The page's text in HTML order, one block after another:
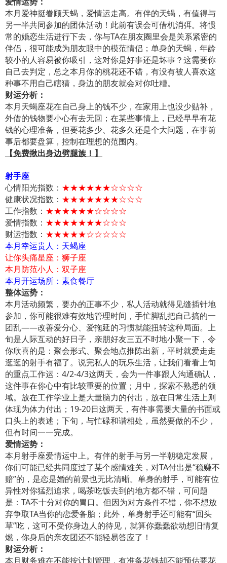
本月爱神挺眷顾天蝎，爱情运走高。有伴的天蝎，有值得与
另一半共同参加的团体活动！此前有误会可借机消弭。将惯
常的婚恋生活进行下去，你与TA在朋友圈里会是关系紧密的
伴侣，很可能成为朋友眼中的模范情侣；单身的天蝎，年龄
较小的人容易被你吸引，这对你是好事还是坏事？这需要你
自己去判定，总之本月你的桃花还不错，有没有被人喜欢这
种事不用自己瞎猜，身边的朋友就会对你吐糟。
财运分析：
本月天蝎座花在自己身上的钱不少，在家用上也没少贴补，
外借的钱物要小心有去无回；在某些事情上，已经早早有花
钱的心理准备，但要花多少、花多久还是个大问题，在事前
事后都要盘算，控制在理想的范围内。
【免费揪出身边劈腿族！】
射手座
心情阳光指数： ★★★★★★☆☆☆☆
健康状况指数： ★★★★★★★☆☆☆
工作指数： ★★★★★★☆☆☆☆
爱情指数： ★★★★★★★☆☆☆
财运指数： ★★★★★☆☆☆☆☆
本月幸运贵人：天蝎座
让你头痛星座：狮子座
本月防范小人：双子座
本月开运场所：素食餐厅
整体运势：
本月活动频繁，要办的正事不少，私人活动就得见缝插针地
参加，你可能很难有效地管理时间，手忙脚乱把自己搞的一
团乱——改善爱分心、爱拖延的习惯就能扭转这种局面。上
旬是人际互动的好日子，亲朋好友三五不时地小聚一下，令
你欣喜的是：聚会形式、聚会地点推陈出新，平时就爱走走
逛逛的射手有福了。说完私人的玩乐生活，让我们看看上旬
的重点工作运：4/2-4/3这两天，会为一件事跟人沟通确认，
这件事在你心中有比较重要的位置；月中，探索不熟悉的领
域。放在工作学业上是大量脑力的付出，放在日常生活上则
体现为体力付出；19-20日这两天，有件事需要大量的书面或
口头上的表述；下旬，与忙碌和谐相处，虽然要做的不少，
但有时间一一完成。
爱情运势：
本月射手座爱情运中上。有伴的射手与另一半朝稳定发展，
你们可能已经共同度过了某个感情难关，对TA付出是“稳赚不
赔”的，是恋是婚的前景也无比清晰。单身的射手，可能有位
异性对你猛烈追求，喝茶吃饭去到的地方都不错，可问题
是：TA不十分对你的胃口。但因为对方条件不错，你不想放
弃争取TA当你的恋爱备胎；此外，单身射手还可能有“回头
草”吃，这可不受你身边人的待见，就算你蠢蠢欲动想旧情复
燃，你身后的亲友团还不能轻易答应了！
财运分析：
本月财务难在不能按计划管理，有准备花钱却不能预估要花